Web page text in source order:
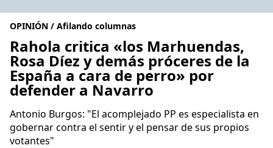
OPINIÓN / Afilando columnas
Rahola critica «los Marhuendas,
Rosa Díez y demás próceres de la
España a cara de perro» por
defender a Navarro
Antonio Burgos: "El acomplejado PP es especialista en
gobernar contra el sentir y el pensar de sus propios
votantes"